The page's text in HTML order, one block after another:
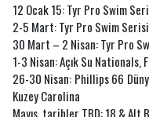
12 Ocak 15: Tyr Pro Swim
2-5 Mart: Tyr Pro Swim
30 Mart – 2 Nisan: Tyr Pro
1-3 Nisan: Açık Su
26-30 Nisan: Phillips 66
Kuzey Carolina
Mayıs, tarihler TBD: 18 & Alt